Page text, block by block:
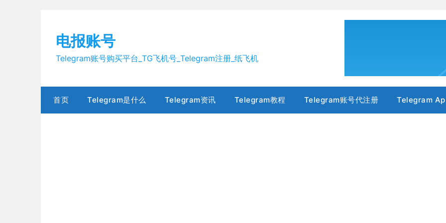
电报账号
Telegram账号购买平台_TG飞机号_Telegram注册_纸飞机
首页 Telegram是什么 Telegram资讯 Telegram教程 Telegram账号代注册 Telegram